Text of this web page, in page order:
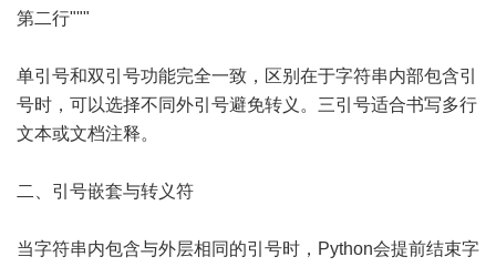
第二行"""
单引号和双引号功能完全一致，区别在于字符串内部包含引
号时，可以选择不同外引号避免转义。三引号适合书写多行
文本或文档注释。
二、引号嵌套与转义符
当字符串内包含与外层相同的引号时，Python会提前结束字